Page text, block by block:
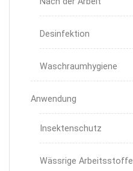
Desinfektion
Waschraumhygiene
Anwendung
Insektenschutz
Wässrige Arbeitsstoffe